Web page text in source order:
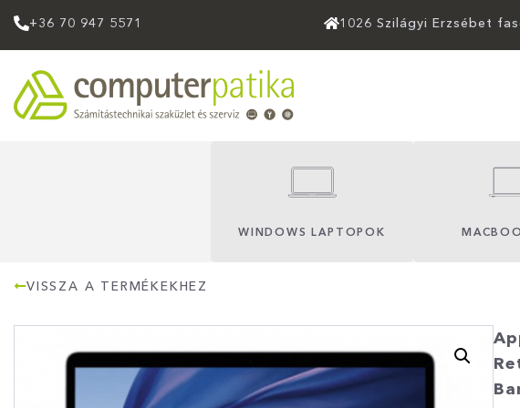
+36 70 947 5571 1026 Szilágyi Erzsébet
WINDOWS LAPTOPOK
VISSZA A TERMÉKEKHEZ